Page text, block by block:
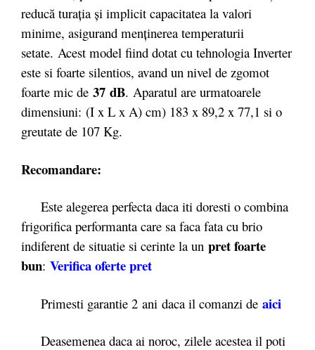
reducă turația și implicit capacitatea la valori
minime, asigurand menținerea temperaturii
setate. Acest model fiind dotat cu tehnologia Inverter
este si foarte silentios, avand un nivel de zgomot
foarte mic de 37 dB. Aparatul are urmatoarele
dimensiuni: (I x L x A) cm) 183 x 89,2 x 77,1 si o
greutate de 107 Kg.
Recomandare:
Este alegerea perfecta daca iti doresti o combina
frigorifica performanta care sa faca fata cu brio
indiferent de situatie si cerinte la un pret foarte
bun: Verifica oferte pret
Primesti garantie 2 ani daca il comanzi de aici
Deasemenea daca ai noroc, zilele acestea il poti